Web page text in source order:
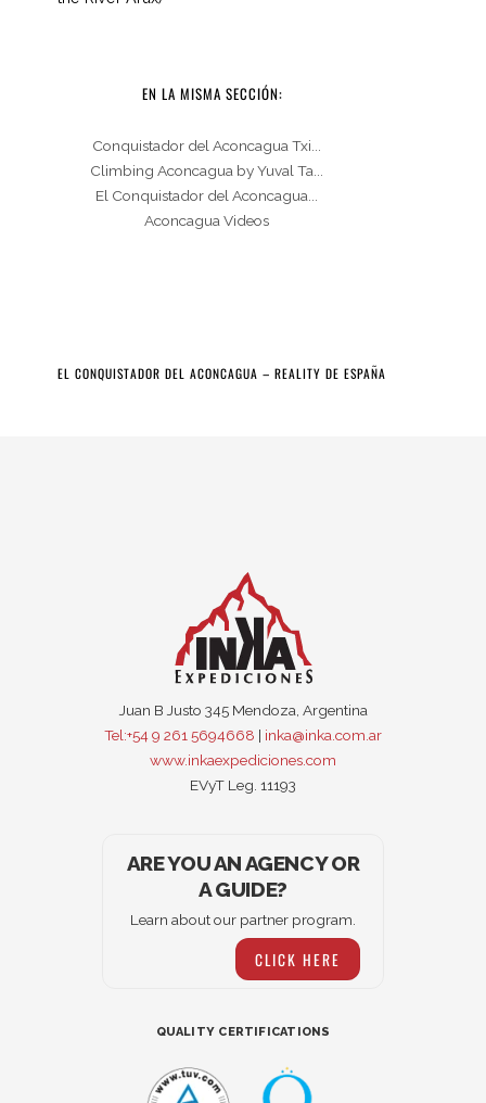
EN LA MISMA SECCIÓN:
Conquistador del Aconcagua Txi...
Climbing Aconcagua by Yuval Ta...
El Conquistador del Aconcagua...
Aconcagua Videos
EL CONQUISTADOR DEL ACONCAGUA – REALITY DE ESPAÑA
Juan B Justo 345 Mendoza, Argentina
Tel:+54 9 261 5694668 | inka@inka.com.ar
www.inkaexpediciones.com
EVyT Leg. 11193
ARE YOU AN AGENCY OR
A GUIDE?
Learn about our partner program.
CLICK HERE
QUALITY CERTIFICATIONS